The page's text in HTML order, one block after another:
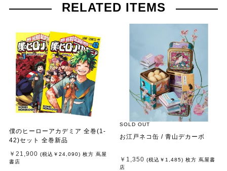
RELATED ITEMS
僕のヒーローアカデミア 全巻(1-
42)セット 全巻新品
￥21,900 (税込 ￥24,090) 枚方 蔦屋
書店
SOLD OUT
お江戸ネコ缶 / 青山デカーボ
￥1,350 (税込 ￥1,485) 枚方 蔦屋書
店